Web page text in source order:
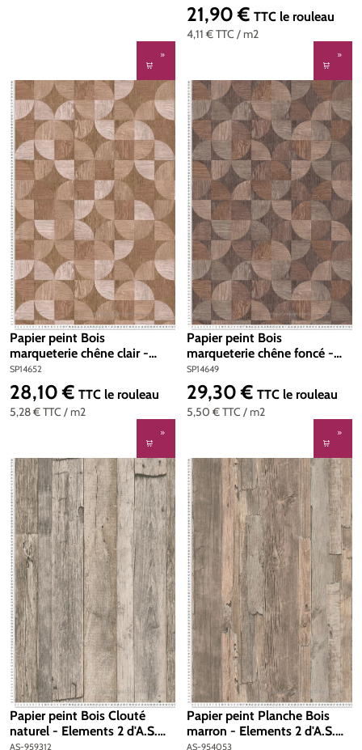
4,11 €TTC / m2
Prix régulier :
21,90 € TTC le rouleau
Papier peint Bois
marqueterie chêne clair -
Metropolitan Stories d'AS
Création | Réf. SP14652
SP14652
5,28 €TTC / m2
Prix régulier :
28,10 € TTC le rouleau
Papier peint Bois
marqueterie chêne foncé -
Metropolitan Stories d'AS
Création | Réf. SP14649
SP14649
5,50 €TTC / m2
Prix régulier :
29,30 € TTC le rouleau
Papier peint Bois Clouté
naturel - Elements 2 d'A.S.
Création | Réf. AS-959312
AS-959312
Papier peint Planche Bois
marron - Elements 2 d'A.S.
Création | Réf. AS-954053
AS-954053